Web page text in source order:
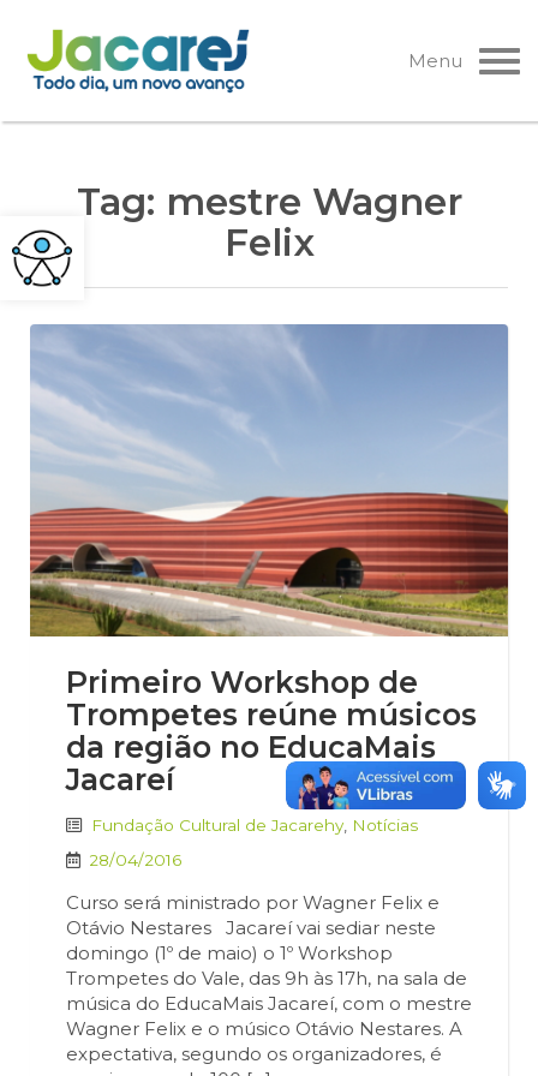
Pular
para
o
Menu
Tag: mestre Wagner
Felix
Primeiro Workshop de
Trompetes reúne músicos
da região no EducaMais
Jacareí
Fundação Cultural de Jacarehy Notícias
28/04/2016
Curso será ministrado por Wagner Felix e
Otávio Nestares Jacareí vai sediar neste
domingo (1º de maio) o 1º Workshop
Trompetes do Vale, das 9h às 17h, na sala de
música do EducaMais Jacareí, com o mestre
Wagner Felix e o músico Otávio Nestares. A
expectativa, segundo os organizadores, é